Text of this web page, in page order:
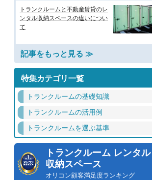
トランクルームと不動産賃貸のレ
ンタル収納スペースの違いについ
て
記事をもっと見る ≫
特集カテゴリ一覧
トランクルームの基礎知識
トランクルームの活用例
トランクルームを選ぶ基準
トランクルーム レンタル
収納スペース
オリコン顧客満足度ランキング